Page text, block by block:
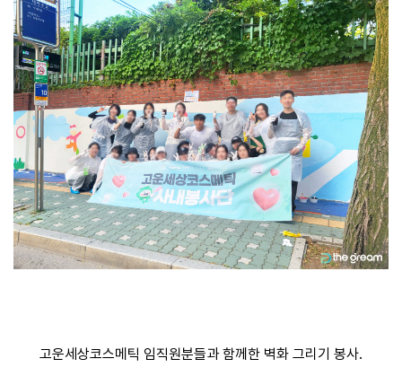
고운세상코스메틱 임직원분들과 함께한 벽화 그리기 봉사.